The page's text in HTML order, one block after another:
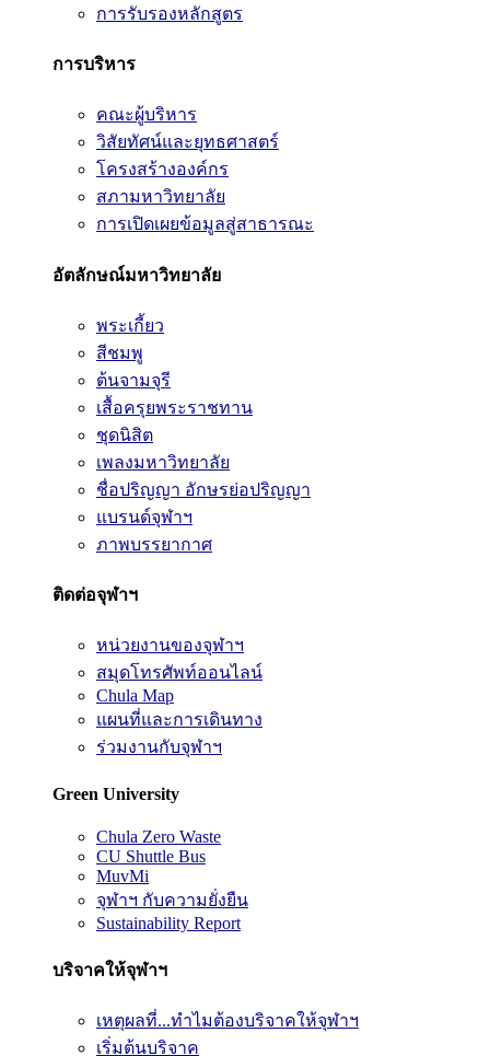
การรับรองหลักสูตร
การบริหาร
คณะผู้บริหาร
วิสัยทัศน์และยุทธศาสตร์
โครงสร้างองค์กร
สภามหาวิทยาลัย
การเปิดเผยข้อมูลสู่สาธารณะ
อัตลักษณ์มหาวิทยาลัย
พระเกี้ยว
สีชมพู
ต้นจามจุรี
เสื้อครุยพระราชทาน
ชุดนิสิต
เพลงมหาวิทยาลัย
ชื่อปริญญา อักษรย่อปริญญา
แบรนด์จุฬาฯ
ภาพบรรยากาศ
ติดต่อจุฬาฯ
หน่วยงานของจุฬาฯ
สมุดโทรศัพท์ออนไลน์
Chula Map
แผนที่และการเดินทาง
ร่วมงานกับจุฬาฯ
Green University
Chula Zero Waste
CU Shuttle Bus
MuvMi
จุฬาฯ กับความยั่งยืน
Sustainability Report
บริจาคให้จุฬาฯ
เหตุผลที่...ทำไมต้องบริจาคให้จุฬาฯ
เริ่มต้นบริจาค